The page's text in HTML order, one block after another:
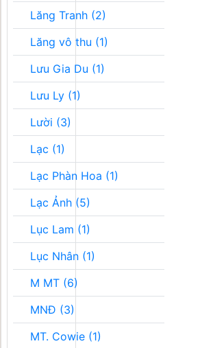
Lăng Tranh (2)
Lăng vô thu (1)
Lưu Gia Du (1)
Lưu Ly (1)
Lười (3)
Lạc (1)
Lạc Phàn Hoa (1)
Lạc Ảnh (5)
Lục Lam (1)
Lục Nhân (1)
M MT (6)
MNĐ (3)
MT. Cowie (1)